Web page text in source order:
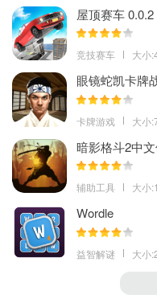
屋顶赛车
竞技赛车 大小
眼镜蛇凯卡牌
卡牌游戏 大小
暗影格斗2中
辅助工具 大小
Wordle
益智解谜 大小